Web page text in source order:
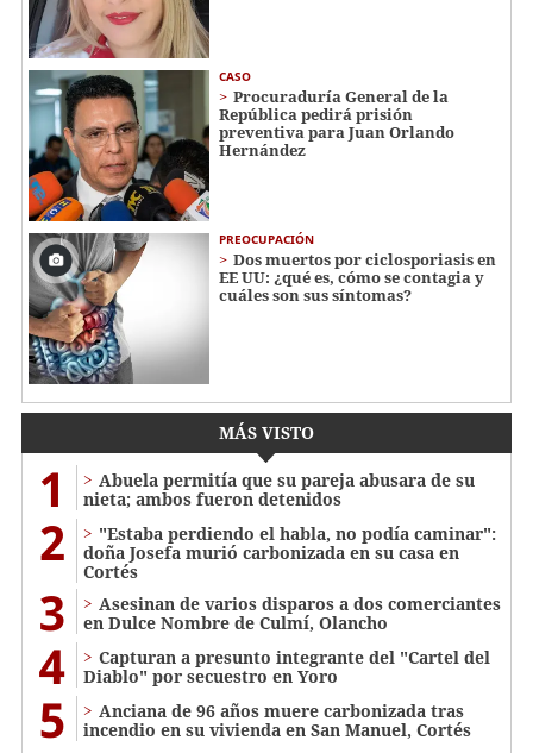
CASO
Procuraduría General de la
República pedirá prisión
preventiva para Juan Orlando
Hernández
PREOCUPACIÓN
Dos muertos por ciclosporiasis en
EE UU: ¿qué es, cómo se contagia y
cuáles son sus síntomas?
MÁS VISTO
1
Abuela permitía que su pareja abusara de su
nieta; ambos fueron detenidos
2
"Estaba perdiendo el habla, no podía caminar":
doña Josefa murió carbonizada en su casa en
Cortés
3
Asesinan de varios disparos a dos comerciantes
en Dulce Nombre de Culmí, Olancho
4
Capturan a presunto integrante del "Cartel del
Diablo" por secuestro en Yoro
5
Anciana de 96 años muere carbonizada tras
incendio en su vivienda en San Manuel, Cortés